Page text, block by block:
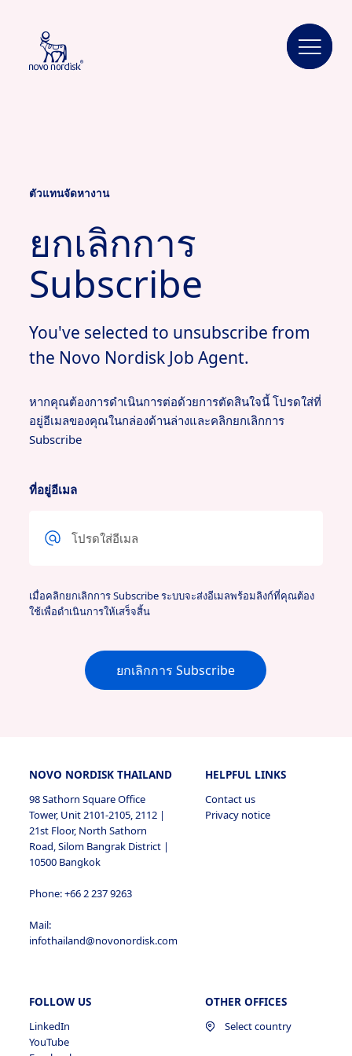
ตัวแทนจัดหางาน
ยกเลิกการ
Subscribe
You've selected to unsubscribe from
the Novo Nordisk Job Agent.
หากคุณต้องการดําเนินการต่อด้วยการตัดสินใจนี้ โปรดใส่ที่
อยู่อีเมลของคุณในกล่องด้านล่างและคลิกยกเลิกการ
Subscribe
ที่อยู่อีเมล
เมื่อคลิกยกเลิกการ Subscribe ระบบจะส่งอีเมลพร้อมลิงก์ที่คุณต้อง
ใช้เพื่อดําเนินการให้เสร็จสิ้น
ยกเลิกการ Subscribe
NOVO NORDISK THAILAND
98 Sathorn Square Office
Tower, Unit 2101-2105, 2112 |
21st Floor, North Sathorn
Road, Silom Bangrak District |
10500 Bangkok
Phone: +66 2 237 9263
Mail:
infothailand@novonordisk.com
HELPFUL LINKS
Contact us
Privacy notice
FOLLOW US
LinkedIn
YouTube
OTHER OFFICES
Select country